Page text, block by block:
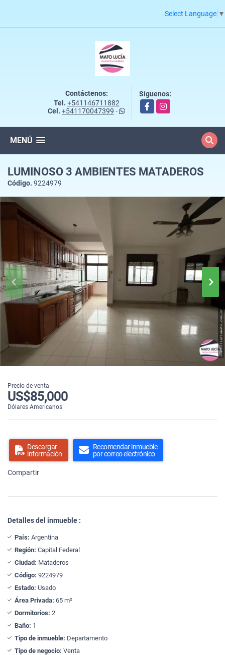
Select Language ▼
Contáctenos:
Tel. +541146711882
Cel. +541170047399 -
Síguenos:
FacebookInstagram
MENÚ
LUMINOSO 3 AMBIENTES MATADEROS
Código. 9224979
Precio de venta
US$85,000
Dólares Americanos
Descargar
información
Recomendar inmueble
por correo electrónico
Compartir
Detalles del inmueble :
País: Argentina
Región: Capital Federal
Ciudad: Mataderos
Código: 9224979
Estado: Usado
Área Privada: 65 m²
Dormitorios: 2
Baño: 1
Tipo de inmueble: Departamento
Tipo de negocio: Venta